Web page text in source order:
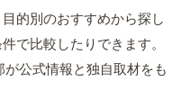
的別のおすすめから探し
で比較したりできます。
公式情報と独自取材をも